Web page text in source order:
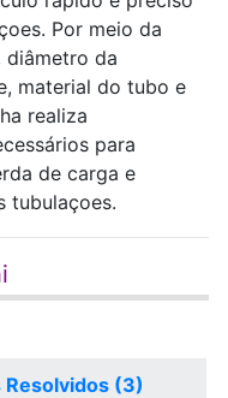
Por meio da
diâmetro da
material do tubo e
realiza
para
de carga e
tubulaçoes.
Resolvidos (3)